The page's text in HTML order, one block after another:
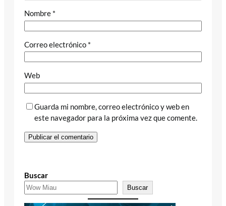
Nombre *
Correo electrónico *
Web
Guarda mi nombre, correo electrónico y web en
este navegador para la próxima vez que comente.
Buscar
Buscar